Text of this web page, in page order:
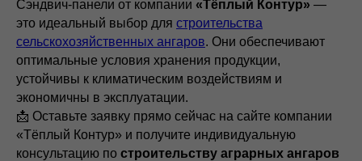
Сэндвич-панели от компании «Тёплый Контур» —
это идеальный выбор для строительства
сельскохозяйственных ангаров. Они обеспечивают
оптимальные условия хранения продукции,
устойчивы к климатическим воздействиям и
экономичны в эксплуатации.
📩 Оставьте заявку прямо сейчас на сайте компании
«Тёплый Контур» и получите индивидуальную
консультацию по строительству аграрных ангаров